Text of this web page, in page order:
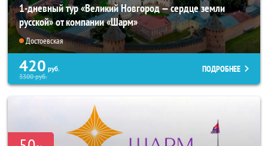
1-дневный тур «Великий Новгород — сердце земли
русской» от компании «Шарм»
Достоевская
420 руб.
3300руб.
ПОДРОБНЕЕ